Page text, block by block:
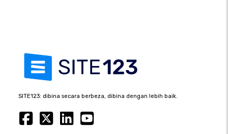
SITE123: dibina secara berbeza, dibina dengan lebih baik.